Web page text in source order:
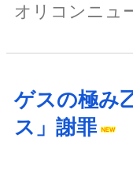
オリコンニュ
ゲスの極み
ス」謝罪